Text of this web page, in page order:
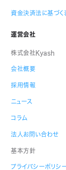
資金決済法に基づく
運営会社
株式会社Kyash
会社概要
採用情報
ニュース
コラム
法人お問い合わせ
基本方針
プライバシーポリシ